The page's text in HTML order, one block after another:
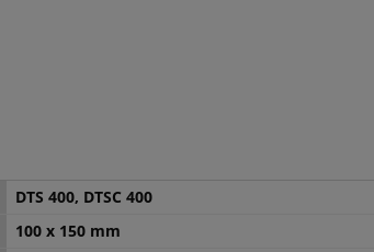
DTS 400, DTSC 400
100 x 150 mm